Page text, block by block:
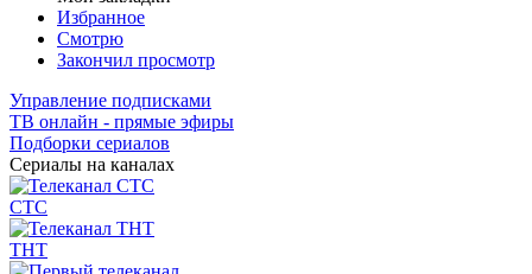
Избранное
Смотрю
Закончил просмотр
Управление подписками
ТВ онлайн - прямые эфиры
Подборки сериалов
Сериалы на каналах
СТС
ТНТ